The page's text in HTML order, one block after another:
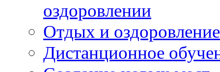
оздоровлении
Отдых и
Дистанционное